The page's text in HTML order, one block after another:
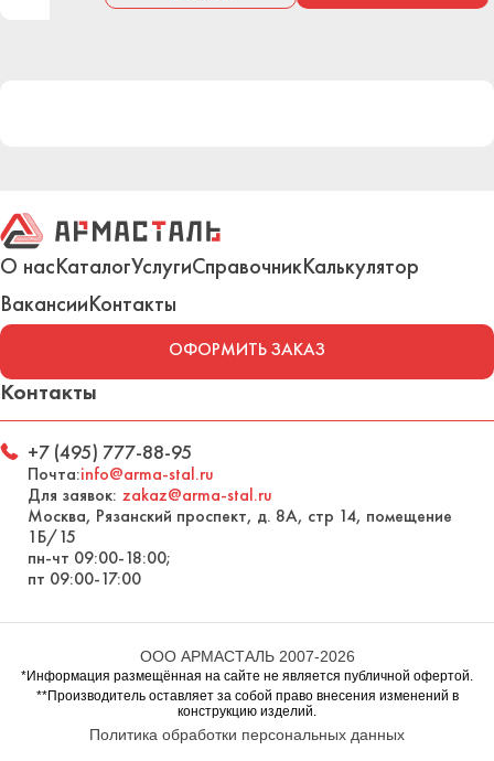
О насКаталогУслугиСправочникКалькулятор
ВакансииКонтакты
ОФОРМИТЬ ЗАКАЗ
Контакты
+7 (495) 777-88-95
Почта:info@arma-stal.ru
Для заявок: zakaz@arma-stal.ru
Москва, Рязанский проспект, д. 8А, стр 14, помещение
1Б/15
пн-чт 09:00-18:00;
пт 09:00-17:00
ООО АРМАСТАЛЬ 2007-2026
*Информация размещённая на сайте не является публичной офертой.
**Производитель оставляет за собой право внесения изменений в
конструкцию изделий.
Политика обработки персональных данных